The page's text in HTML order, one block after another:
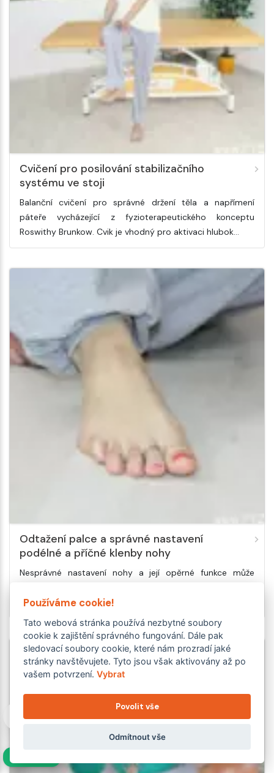
Cvičení pro posilování stabilizačního
systému ve stoji
Balanční cvičení pro správné držení těla a napřímení
páteře vycházející z fyzioterapeutického konceptu
Roswithy Brunkow. Cvik je vhodný pro aktivaci hlubok…
Odtažení palce a správné nastavení
podélné a příčné klenby nohy
Nesprávné nastavení nohy a její opěrné funkce může
dolních končetin, tak v nastavení celého těla.…
Používáme cookie!
Tato webová stránka používá nezbytné soubory
cookie k zajištění správného fungování. Dále pak
sledovací soubory cookie, které nám prozradí jaké
stránky navštěvujete. Tyto jsou však aktivovány až po
vašem potvrzení.Vybrat
Povolit vše
Odmítnout vše